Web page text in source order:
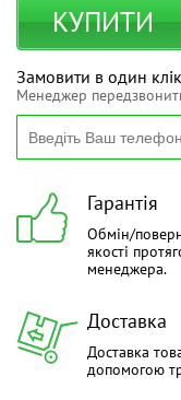
КУПИТИ
Замовити в один клік
Менеджер
Гарантія
Обмін/
якості
менеджера.
Доставка
Доставка
допомогою